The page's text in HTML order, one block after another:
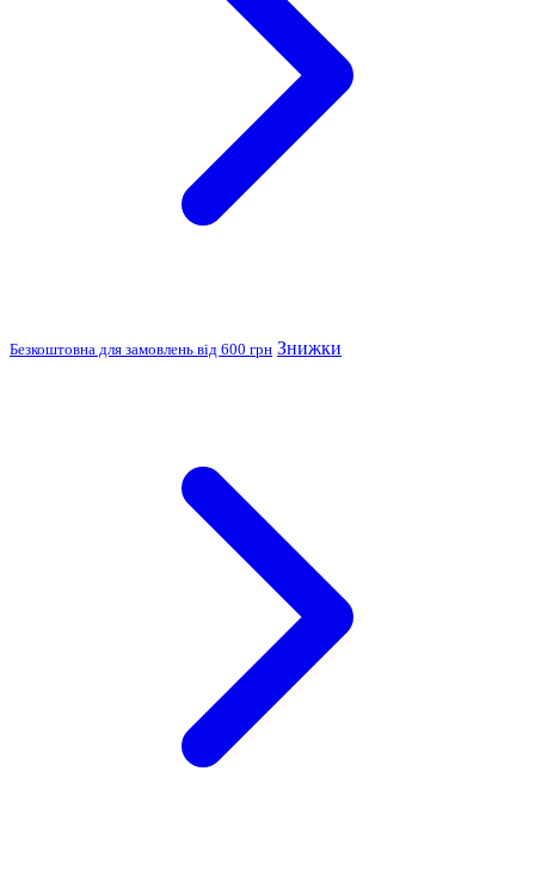
Безкоштовна для замовлень від 600 грн Знижки